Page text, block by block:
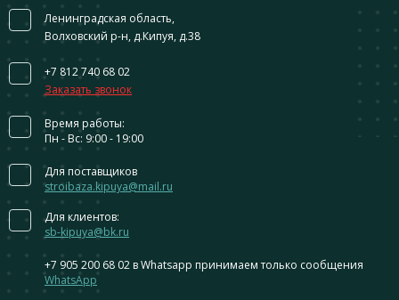
Ленинградская область,
Волховский р-н, д.Кипуя, д.38
+7 812 740 68 02
Заказать звонок
Время работы:
Пн - Вс: 9:00 - 19:00
Для поставщиков
stroibaza.kipuya@mail.ru
Для клиентов:
sb-kipuya@bk.ru
+7 905 200 68 02 в Whatsapp принимаем только сообщения
WhatsApp